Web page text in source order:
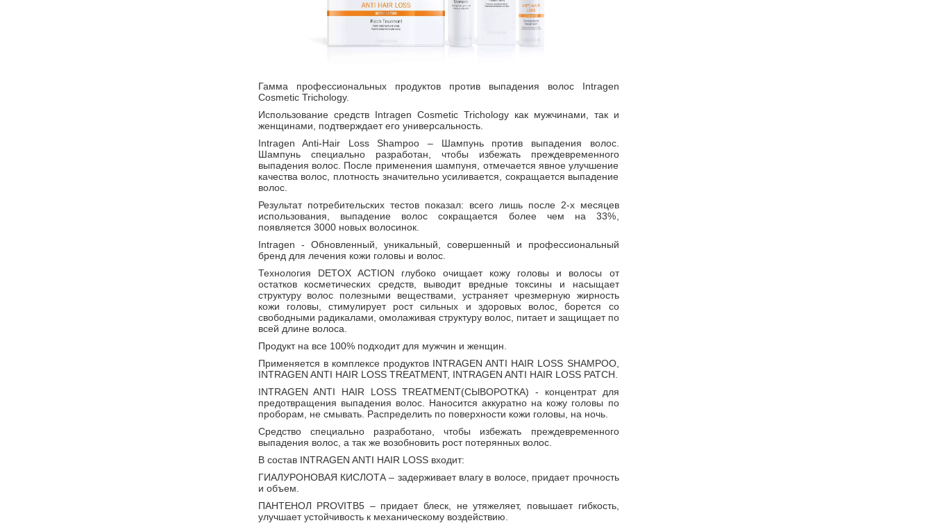
Гамма профессиональных продуктов против выпадения волос Intragen
Cosmetic Trichology.
Использование средств Intragen Cosmetic Trichology как мужчинами, так и
женщинами, подтверждает его универсальность.
Intragen Anti-Hair Loss Shampoo – Шампунь против выпадения волос.
Шампунь специально разработан, чтобы избежать преждевременного
выпадения волос. После применения шампуня, отмечается явное улучшение
качества волос, плотность значительно усиливается, сокращается выпадение
волос.
Результат потребительских тестов показал: всего лишь после 2-х месяцев
использования, выпадение волос сокращается более чем на 33%,
появляется 3000 новых волосинок.
Іntragen - Обновленный, уникальный, совершенный и профессиональный
бренд для лечения кожи головы и волос.
Технология DETOX ACTION глубоко очищает кожу головы и волосы от
остатков косметических средств, выводит вредные токсины и насыщает
структуру волос полезными веществами, устраняет чрезмерную жирность
кожи головы, стимулирует рост сильных и здоровых волос, борется со
свободными радикалами, омолаживая структуру волос, питает и защищает по
всей длине волоса.
Продукт на все 100% подходит для мужчин и женщин.
Применяется в комплексе продуктов INTRAGEN ANTI HAIR LOSS SHAMPOO,
INTRAGEN ANTI HAIR LOSS TREATMENT, INTRAGEN ANTI HAIR LOSS PATCH.
INTRAGEN ANTI HAIR LOSS TREATMENT(СЫВОРОТКА) - концентрат для
предотвращения выпадения волос. Наносится аккуратно на кожу головы по
проборам, не смывать. Распределить по поверхности кожи головы, на ночь.
Средство специально разработано, чтобы избежать преждевременного
выпадения волос, а так же возобновить рост потерянных волос.
В состав INTRAGEN ANTI HAIR LOSS входит:
ГИАЛУРОНОВАЯ КИСЛОТА – задерживает влагу в волосе, придает прочность
и объем.
ПАНТЕНОЛ PROVITB5 – придает блеск, не утяжеляет, повышает гибкость,
улучшает устойчивость к механическому воздействию.